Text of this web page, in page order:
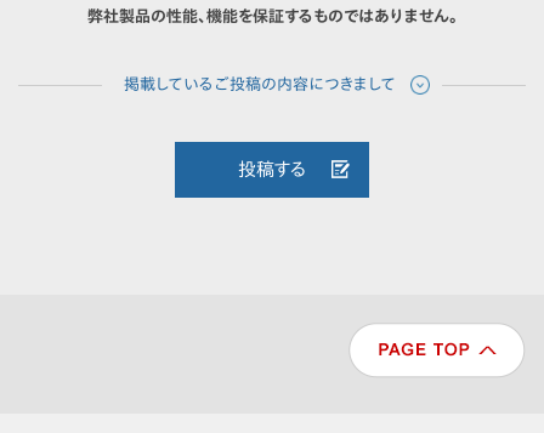
弊社製品の性能、機能を保証するものではありません。
投稿する